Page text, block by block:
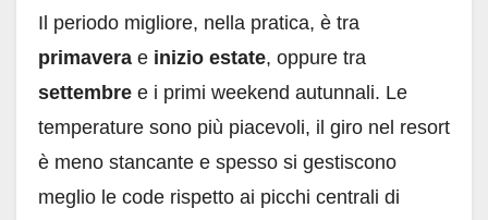
Il periodo migliore, nella pratica, è tra
primavera e inizio estate, oppure tra
settembre e i primi weekend autunnali. Le
temperature sono più piacevoli, il giro nel resort
è meno stancante e spesso si gestiscono
meglio le code rispetto ai picchi centrali di